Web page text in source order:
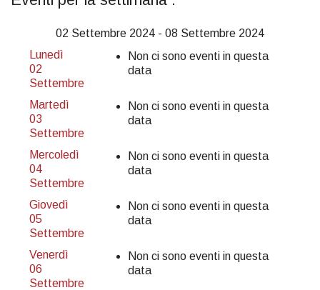
02 Settembre 2024 - 08 Settembre 2024
Lunedì
02
Settembre
Non ci sono eventi in questa
data
Martedì
03
Settembre
Non ci sono eventi in questa
data
Mercoledì
04
Settembre
Non ci sono eventi in questa
data
Giovedì
05
Settembre
Non ci sono eventi in questa
data
Venerdì
06
Settembre
Non ci sono eventi in questa
data